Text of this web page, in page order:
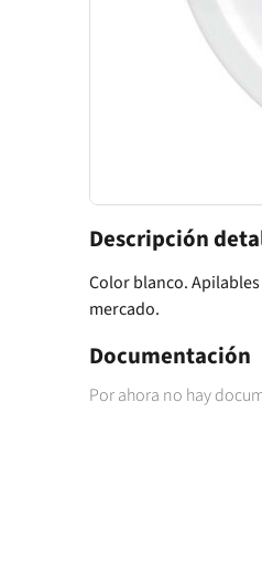
Descripción
Color blanco.
mercado.
Documentación
Por ahora no hay